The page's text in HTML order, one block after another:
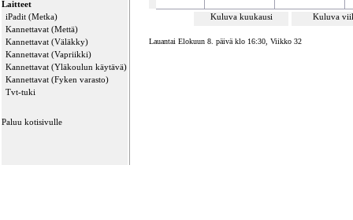
Laitteet
iPadit (Metka)
Kannettavat (Mettä)
Kannettavat (Väläkky)
Kannettavat (Vapriikki)
Kannettavat (Yläkoulun käytävä)
Kannettavat (Fyken varasto)
Tvt-tuki
Paluu kotisivulle
Kuluva kuukausi Kuluva
Lauantai Elokuun 8. päivä klo 16:30, Viikko 32